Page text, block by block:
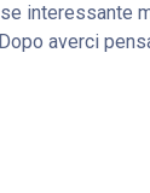
interessante
averci